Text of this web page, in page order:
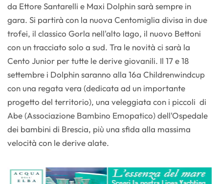
da Ettore Santarelli e Maxi Dolphin sarà sempre in
gara. Si partirà con la nuova Centomiglia divisa in due
trofei, il classico Gorla nell'alto lago, il nuovo Bettoni
con un tracciato solo a sud. Tra le novità ci sarà la
Cento Junior per tutte le derive giovanili. Il 17 e 18
settembre i Dolphin saranno alla 16a Childrenwindcup
con una regata vera (dedicata ad un importante
progetto del territorio), una veleggiata con i piccoli di
Abe (Associazione Bambino Emopatico) dell'Ospedale
dei bambini di Brescia, più una sfida alla massima
velocità con le derive alate.